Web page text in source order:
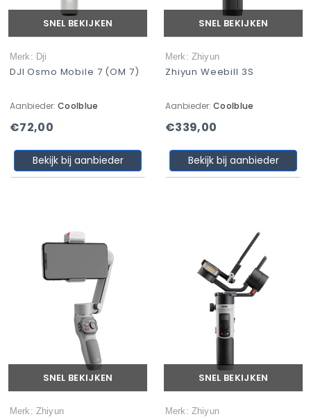
SNEL BEKIJKEN
Merk: Dji
DJI Osmo Mobile 7 (OM 7)
Aanbieder: Coolblue
€72,00
Bekijk bij aanbieder
SNEL BEKIJKEN
Merk: Zhiyun
Zhiyun Weebill 3S
Aanbieder: Coolblue
€339,00
Bekijk bij aanbieder
SNEL BEKIJKEN
Merk: Zhiyun
SNEL BEKIJKEN
Merk: Zhiyun